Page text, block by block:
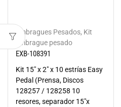
Embragues Pesados, Kit
embrague pesado
EXB-108391
Kit 15" x 2" x 10 estrías Easy
Pedal (Prensa, Discos
128257 / 128258 10
resores, separador 15"x